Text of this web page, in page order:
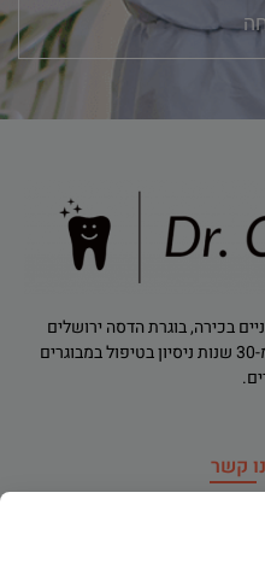
בכירה, בוגרת הדסה ירושלים
ואוניברסיטת תל אביב, ובעלת יותר מ-30 שנות ניסיון בטיפול במבוגרים
קשר